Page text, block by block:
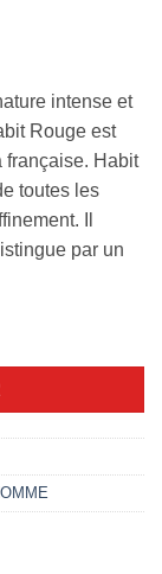
intense et
Rouge est
française. Habit
toutes les
Il
par un